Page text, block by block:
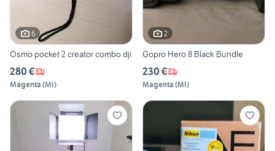
6
Osmo pocket 2 creator combo dji
280 €
Magenta (MI)
2
Gopro Hero 8 Black Bundle
230 €
Magenta (MI)